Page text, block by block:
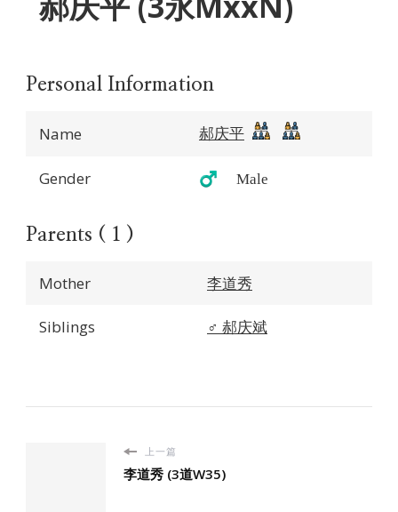
Personal Information
Name 郝庆平
Gender ♂️ Male
Parents ( 1 )
Mother 李道秀
Siblings ♂️ 郝庆斌
上一篇
李道秀 (3道W35)